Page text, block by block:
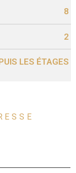
8
2
LES ÉTAGES